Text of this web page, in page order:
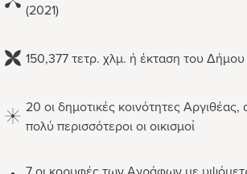
(2021)
150,377 τετρ. χλμ. ή έκταση του Δήμου
20 οι δημοτικές κοινότητες Αργιθέας,
πολύ περισσότεροι οι οικισμοί